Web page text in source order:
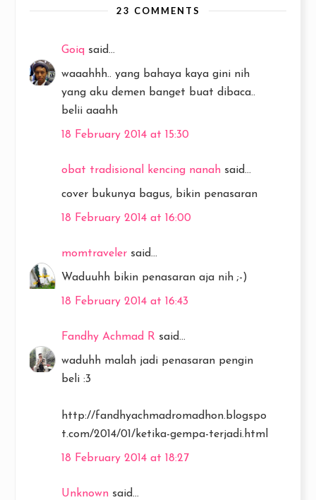
23 COMMENTS
Goiq said...
waaahhh.. yang bahaya kaya gini nih
yang aku demen banget buat dibaca..
belii aaahh
18 February 2014 at 15:30
obat tradisional kencing nanah said...
cover bukunya bagus, bikin penasaran
18 February 2014 at 16:00
momtraveler said...
Waduuhh bikin penasaran aja nih ;-)
18 February 2014 at 16:43
Fandhy Achmad R said...
waduhh malah jadi penasaran pengin
beli :3
http://fandhyachmadromadhon.blogspo
t.com/2014/01/ketika-gempa-terjadi.html
18 February 2014 at 18:27
Unknown said...